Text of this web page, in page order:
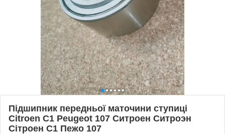
Підшипник передньої маточини ступиці
Citroen C1 Peugeot 107 Ситроен Ситроэн
Сітроен С1 Пежо 107